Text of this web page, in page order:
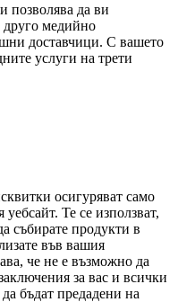
позволява да ви
друго медийно
доставчици. С вашето
услуги на трети
осигуряват само
Те се използват,
събирате продукти в
във вашия
че не е възможно да
за вас и всички
бъдат предадени на